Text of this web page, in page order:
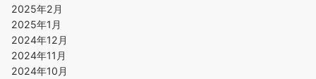
2025年2月
2025年1月
2024年12月
2024年11月
2024年10月